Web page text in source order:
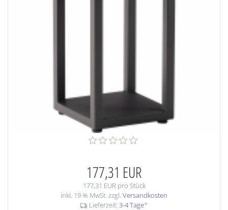
177,31 EUR
177,31 EUR pro Stück
inkl. 19 % MwSt. zzgl. Versandkosten
Lieferzeit: 3-4 Tage*